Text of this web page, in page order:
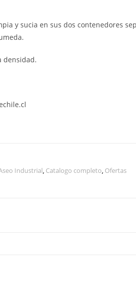
y sucia en sus dos contenedores
densidad.
Industrial, Catalogo completo, Ofertas